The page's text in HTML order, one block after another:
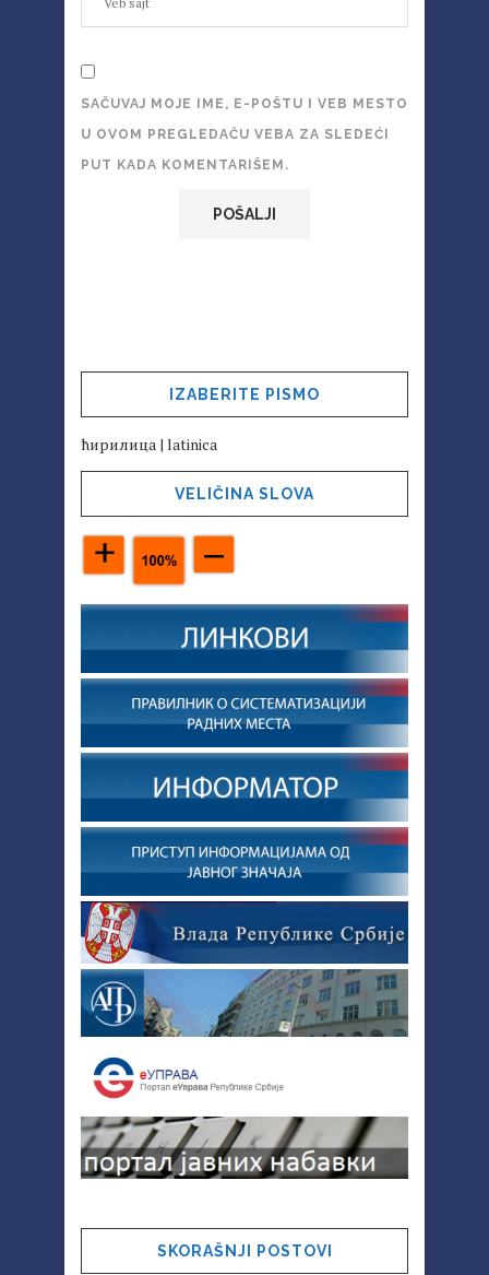
SAČUVAJ MOJE IME, E-POŠTU I VEB MESTO
U OVOM PREGLEDAČU VEBA ZA SLEDEĆI
PUT KADA KOMENTARIŠEM.
IZABERITE PISMO
ћирилица | latinica
VELIČINA SLOVA
SKORAŠNJI POSTOVI